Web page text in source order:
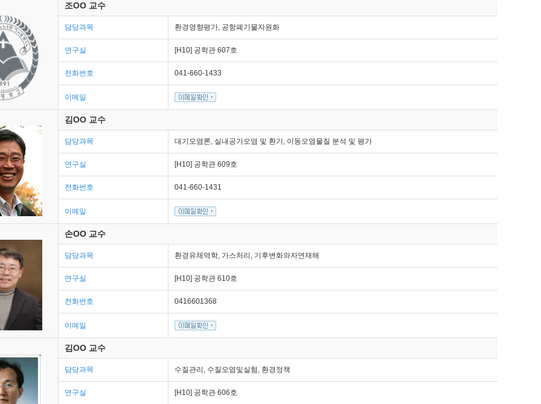
조OO 교수
담당과목 환경영향평가, 공항폐기물자원화
연구실 [H10] 공학관 607호
전화번호 041-660-1433
이메일
김OO 교수
담당과목 대기오염론, 실내공기오염 및 환기, 이동오염물질 분석 및 평가
연구실 [H10] 공학관 609호
전화번호 041-660-1431
이메일
손OO 교수
담당과목 환경유체역학, 가스처리, 기후변화와자연재해
연구실 [H10] 공학관 610호
전화번호 0416601368
이메일
김OO 교수
담당과목 수질관리, 수질오염및실험, 환경정책
연구실 [H10] 공학관 606호